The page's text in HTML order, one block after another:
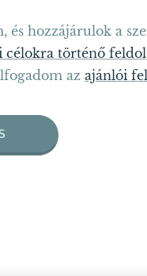
és hozzájárulok a
célokra történő
az ajánlói